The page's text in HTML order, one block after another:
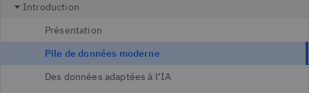
Introduction
Présentation
Pile de données moderne
Des données adaptées à l’IA